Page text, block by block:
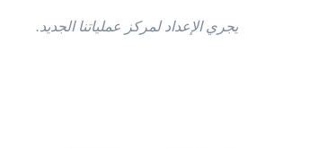
يجري الإعداد لمركز عملياتنا الجديد.